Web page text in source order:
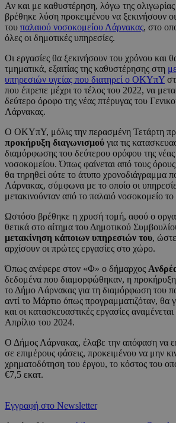
Αν και με καθυστέρηση, λόγω της
βρέθηκε λύση προκειμένου να ξεκινήσουν
του παλαιού νοσοκομείου Λάρνακας, στο
όλες οι δημοτικές υπηρεσίες.
Οι εργασίες θα ξεκινήσουν του χρόνου και
τμηματικά, εξαιτίας της καθυστέρησης στη
υπηρεσιών υγείας που διατηρεί ο ΟΚΥπΥ
που έπρεπε μέχρι το τέλος του 2022, να
δεύτερο όροφο της νέας πτέρυγας του
Λάρνακας.
Ο ΟΚΥπΥ, μόλις την περασμένη Τετάρτη
προκήρυξη διαγωνισμού για τις
διαμόρφωσης του δεύτερου ορόφου της νέας
νοσοκομείου. Όπως φαίνεται από τους
θα τηρηθεί ούτε το άτυπο χρονοδιάγραμμα
Λάρνακας, σύμφωνα με το οποίο οι
μετακινούνταν από το παλαιό νοσοκομείο
Ωστόσο βρέθηκε η χρυσή τομή, αφού ο
θετικά στο αίτημα του Δημοτικού
μετακίνηση κάποιων υπηρεσιών του,
αρχίσουν οι πρώτες εργασίες στο χώρο.
Όπως ανέφερε στον «Φ» ο δήμαρχος
δεδομένα που διαμορφώθηκαν, η
το Δήμο Λάρνακας για τη διαμόρφωση του
αντί το Μάρτιο όπως προγραμματιζόταν, θα
και οι κατασκευαστικές εργασίες
Απρίλιο του 2024.
Ο Δήμος Λάρνακας, έλαβε την απόφαση να
σε επιμέρους φάσεις, προκειμένου να μην
χρηματοδότηση του έργου, το κόστος του
€7,5 εκατ.
Εγγραφή στο Newsletter